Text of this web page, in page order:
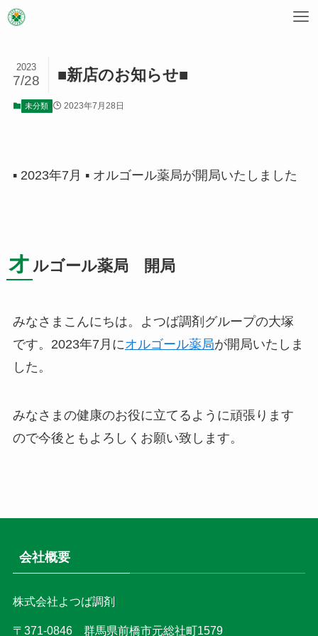
■新店のお知らせ■
2023
7/28
未分類 2023年7月28日
▪ 2023年7月 ▪ オルゴール薬局が開局いたしました
オ ルゴール薬局 開局
みなさまこんにちは。よつば調剤グループの大塚
です。2023年7月にオルゴール薬局が開局いたしま
した。
みなさまの健康のお役に立てるように頑張ります
ので今後ともよろしくお願い致します。
会社概要
株式会社よつば調剤
〒371-0846 群馬県前橋市元総社町1579